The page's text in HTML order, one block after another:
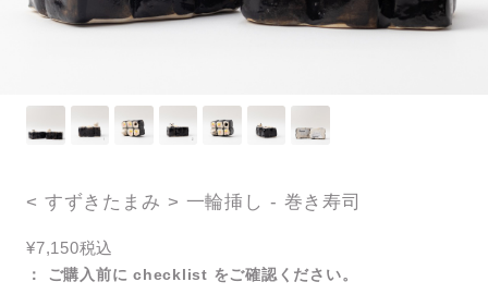
< すずきたまみ > 一輪挿し - 巻き寿司
¥7,150税込
： ご購入前に checklist をご確認ください。